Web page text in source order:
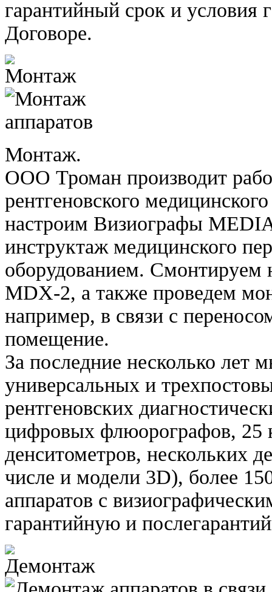
гарантийный срок и условия
Договоре.
Монтаж.
ООО Троман производит
рентгеновского
настроим Визиографы
инструктаж медицинского
оборудованием.
MDX-2, а также проведем
например, в связи с
помещение.
За последние несколько лет
универсальных и
рентгеновских
цифровых флюорографов, 25
денситометров, нескольких
числе и модели 3D), более
аппаратов с
гарантийную и